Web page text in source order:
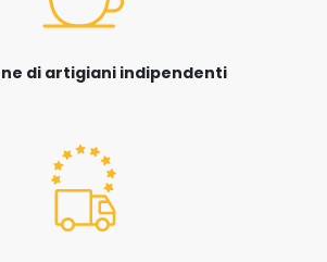
di artigiani indipendenti